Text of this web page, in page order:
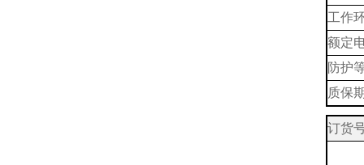
工作
额定
防护
质保
订货